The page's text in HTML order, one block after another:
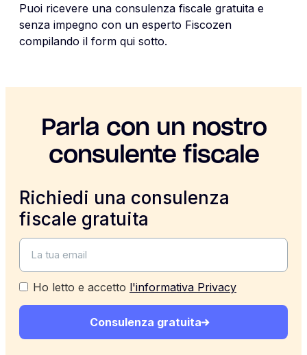
Puoi ricevere una consulenza fiscale gratuita e
senza impegno con un esperto Fiscozen
compilando il form qui sotto.
Parla con un nostro
consulente fiscale
Richiedi una consulenza
fiscale gratuita
Ho letto e accetto l'informativa Privacy
Consulenza gratuita